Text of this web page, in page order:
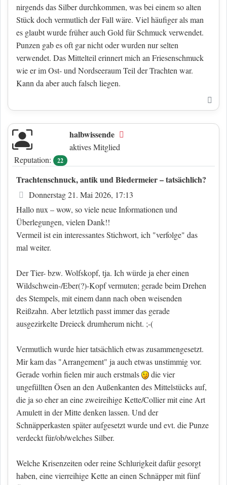
nirgends das Silber durchkommen, was bei einem so alten
Stück doch vermutlich der Fall wäre. Viel häufiger als man
es glaubt wurde früher auch Gold für Schmuck verwendet.
Punzen gab es oft gar nicht oder wurden nur selten
verwendet. Das Mittelteil erinnert mich an Friesenschmuck
wie er im Ost- und Nordseeraum Teil der Trachten war.
Kann da aber auch falsch liegen.
halbwissende
aktives Mitglied
Reputation:
22
Trachtenschnuck, antik und Biedermeier – tatsächlich?
Beitrag
Donnerstag 21. Mai 2026, 17:13
Hallo nux – wow, so viele neue Informationen und
Überlegungen, vielen Dank!!
Vermeil ist ein interessantes Stichwort, ich "verfolge" das
mal weiter.
Der Tier- bzw. Wolfskopf, tja. Ich würde ja eher einen
Wildschwein-/Eber(?)-Kopf vermuten; gerade beim Drehen
des Stempels, mit einem dann nach oben weisenden
Reißzahn. Aber letztlich passt immer das gerade
ausgezirkelte Dreieck drumherum nicht. ;-(
Vermutlich wurde hier tatsächlich etwas zusammengesetzt.
Mir kam das "Arrangement" ja auch etwas unstimmig vor.
Gerade vorhin fielen mir auch erstmals
die vier
ungefüllten Ösen an den Außenkanten des Mittelstücks auf,
die ja so eher an eine zweireihige Kette/Collier mit eine Art
Amulett in der Mitte denken lassen. Und der
Schnäpperkasten später aufgesetzt wurde und evt. die Punze
verdeckt für/ob/welches Silber.
Welche Krisenzeiten oder reine Schlurigkeit dafür gesorgt
haben, eine vierreihige Kette an einen Schnäpper mit fünf